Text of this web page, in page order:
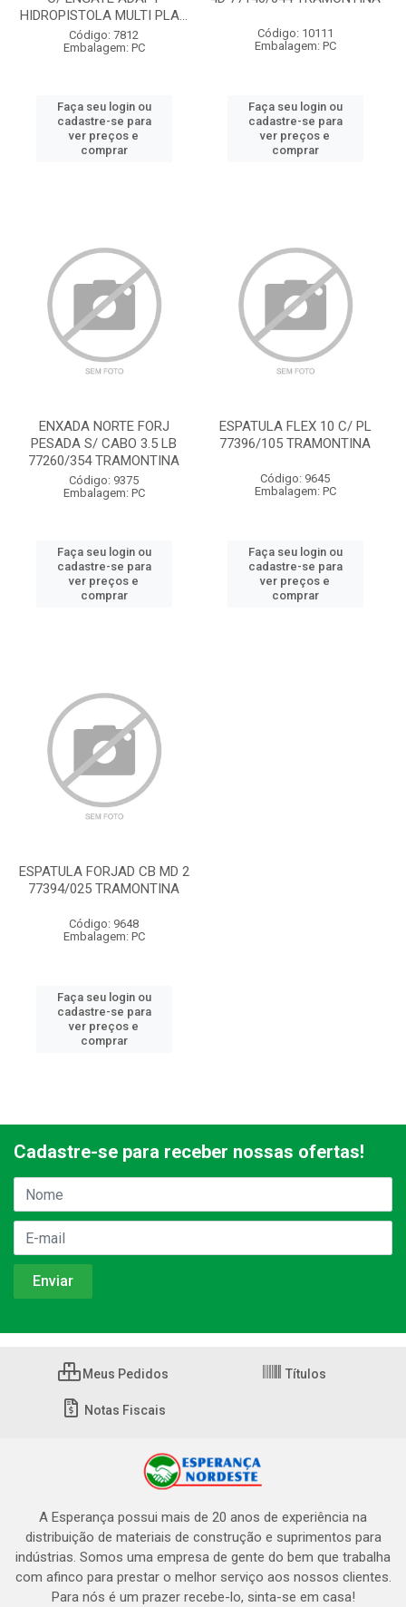
HIDROPISTOLA MULTI PLA...
Código: 7812
Embalagem: PC
Faça seu login ou
cadastre-se para
ver preços e
comprar
Código: 10111
Embalagem: PC
Faça seu login ou
cadastre-se para
ver preços e
comprar
ENXADA NORTE FORJ
PESADA S/ CABO 3.5 LB
77260/354 TRAMONTINA
Código: 9375
Embalagem: PC
Faça seu login ou
cadastre-se para
ver preços e
comprar
ESPATULA FLEX 10 C/ PL
77396/105 TRAMONTINA
Código: 9645
Embalagem: PC
Faça seu login ou
cadastre-se para
ver preços e
comprar
ESPATULA FORJAD CB MD 2
77394/025 TRAMONTINA
Código: 9648
Embalagem: PC
Faça seu login ou
cadastre-se para
ver preços e
comprar
Cadastre-se para receber nossas ofertas!
Meus Pedidos Títulos
Notas Fiscais
A Esperança possui mais de 20 anos de experiência na
distribuição de materiais de construção e suprimentos para
indústrias. Somos uma empresa de gente do bem que trabalha
com afinco para prestar o melhor serviço aos nossos clientes.
Para nós é um prazer recebe-lo, sinta-se em casa!